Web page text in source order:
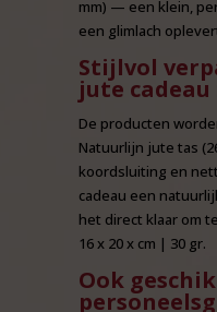
mm) — een klein,
een glimlach
Stijlvol
jute cadeau
De producten
Natuurlijn jute tas
koordsluiting en
cadeau een
het direct klaar om
16 x 20 x cm | 30 gr.
Ook